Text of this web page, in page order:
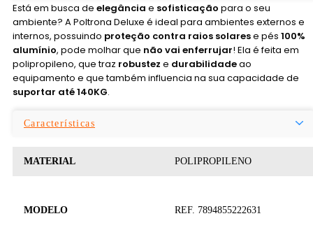
Está em busca de elegância e sofisticação para o seu
ambiente? A Poltrona Deluxe é ideal para ambientes externos e
internos, possuindo proteção contra raios solarese pés 100%
alumínio, pode molhar que não vai enferrujar! Ela é feita em
polipropileno, que traz robustez e durabilidadeao
equipamento e que também influencia na sua capacidade de
suportar até 140KG.
Características
MATERIAL POLIPROPILENO
MODELO REF. 7894855222631